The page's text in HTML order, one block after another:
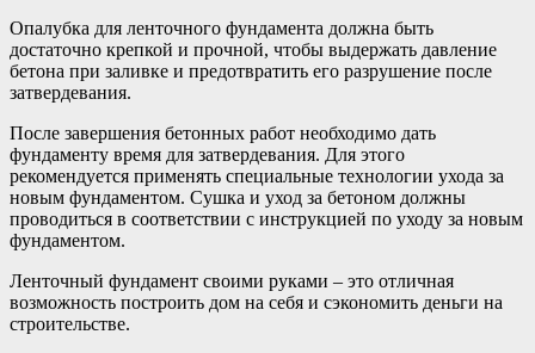
Опалубка для ленточного фундамента должна быть
достаточно крепкой и прочной, чтобы выдержать давление
бетона при заливке и предотвратить его разрушение после
затвердевания.
После завершения бетонных работ необходимо дать
фундаменту время для затвердевания. Для этого
рекомендуется применять специальные технологии ухода за
новым фундаментом. Сушка и уход за бетоном должны
проводиться в соответствии с инструкцией по уходу за новым
фундаментом.
Ленточный фундамент своими руками – это отличная
возможность построить дом на себя и сэкономить деньги на
строительстве.